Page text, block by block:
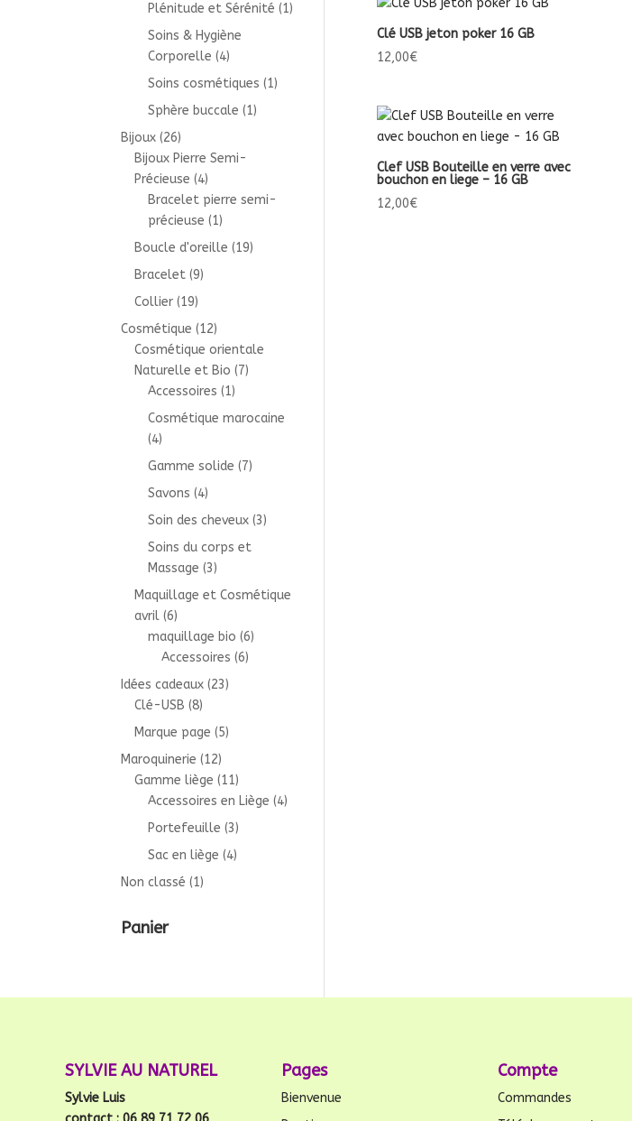
Clé USB jeton poker 16 GB
12,00€
Clef USB Bouteille en verre avec
bouchon en liege – 16 GB
12,00€
Plénitude et Sérénité (1)
Soins & Hygiène
Corporelle (4)
Soins cosmétiques (1)
Sphère buccale (1)
Bijoux (26)
Bijoux Pierre Semi-
Précieuse (4)
Bracelet pierre semi-
précieuse (1)
Boucle d'oreille (19)
Bracelet (9)
Collier (19)
Cosmétique (12)
Cosmétique orientale
Naturelle et Bio (7)
Accessoires (1)
Cosmétique marocaine
(4)
Gamme solide (7)
Savons (4)
Soin des cheveux (3)
Soins du corps et
Massage (3)
Maquillage et Cosmétique
avril (6)
maquillage bio (6)
Accessoires (6)
Idées cadeaux (23)
Clé-USB (8)
Marque page (5)
Maroquinerie (12)
Gamme liège (11)
Accessoires en Liège (4)
Portefeuille (3)
Sac en liège (4)
Non classé (1)
Panier
SYLVIE AU NATUREL
Sylvie Luis
Pages
Bienvenue
Compte
Commandes